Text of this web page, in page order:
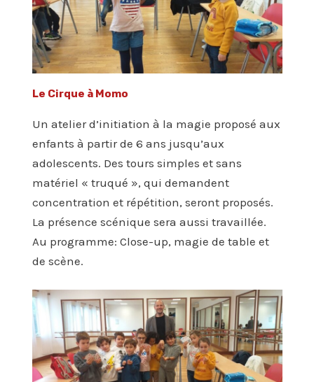
Le Cirque à Momo
Un atelier d’initiation à la magie proposé aux
enfants à partir de 6 ans jusqu’aux
adolescents. Des tours simples et sans
matériel « truqué », qui demandent
concentration et répétition, seront proposés.
La présence scénique sera aussi travaillée.
Au programme: Close-up, magie de table et
de scène.